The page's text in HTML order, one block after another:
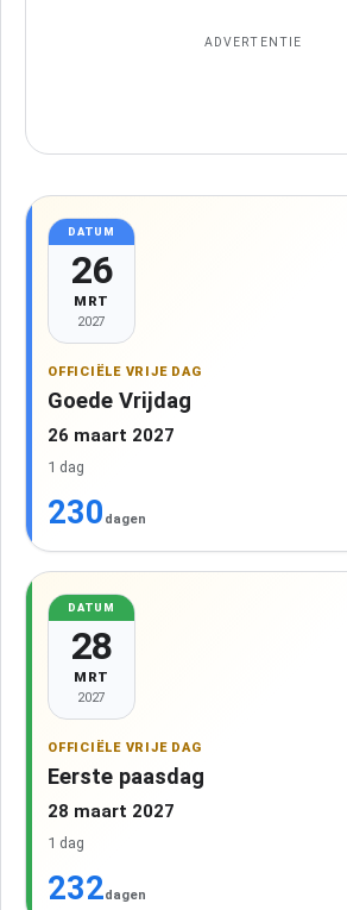
ADVERTENTIE
DATUM
26
MRT
2027
OFFICIËLE VRIJE DAG
Goede Vrijdag
26 maart 2027
1 dag
230 dagen
DATUM
28
MRT
2027
OFFICIËLE VRIJE DAG
Eerste paasdag
28 maart 2027
1 dag
232dagen